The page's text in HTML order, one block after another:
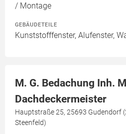
/ Montage
GEBÄUDETEILE
Kunststofffenster, Alufenster,
M. G. Bedachung Inh.
Dachdeckermeister
Hauptstraße 25, 25693 Gudendorf
Steenfeld)